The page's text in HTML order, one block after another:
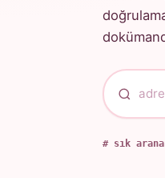
# sık